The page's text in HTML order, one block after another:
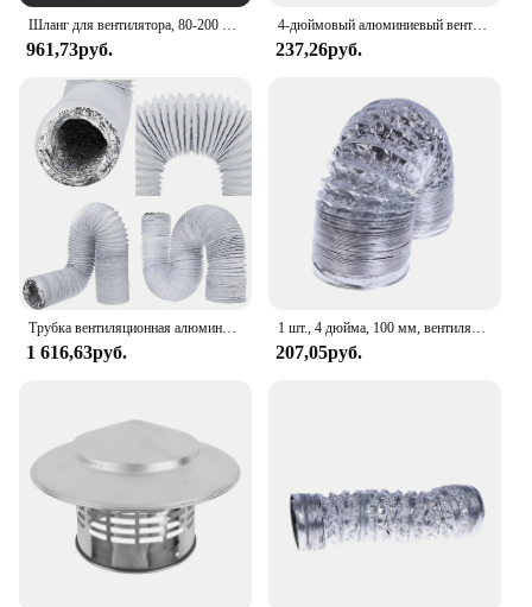
961,73руб.
4-дюймовый алюминиевый вентиляционный шланг, гибкий вытяжной воздуховод 1,5 м
237,26руб.
1 616,63руб.
1 шт., 4 дюйма, 100 мм, вентиляционная труба, алюминиевая трубка из ПВХ, вентиляционная труба, шланг, гибкий вытяжной канал, 2 м, вентиляционная система, ванная комната
207,05руб.